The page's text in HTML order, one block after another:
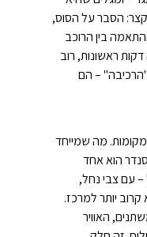
קצר: הסבר על הסוס,
בין הרוכב
ראשונות, רוב
– הם
מה שמייחד
הוא אחד
עם צבי נחל,
יותר למרכז.
האוויר